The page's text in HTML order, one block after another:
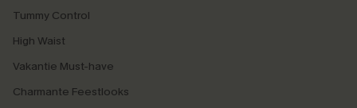
Tummy Control
High Waist
Vakantie Must-have
Charmante Feestlooks